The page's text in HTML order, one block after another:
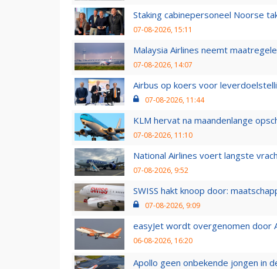
Staking cabinepersoneel Noorse
07-08-2026, 15:11
Malaysia Airlines neemt
07-08-2026, 14:07
Airbus op koers voor
07-08-2026, 11:44
KLM hervat na maandenlange
07-08-2026, 11:10
National Airlines voert langste
07-08-2026, 9:52
SWISS hakt knoop door:
07-08-2026, 9:09
easyJet wordt overgenomen door
06-08-2026, 16:20
Apollo geen onbekende jongen in